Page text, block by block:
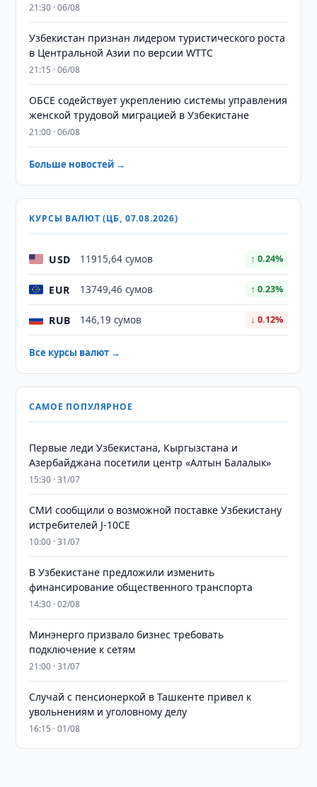
21:30 · 06/08
Узбекистан признан лидером туристического роста
в Центральной Азии по версии WTTC
21:15 · 06/08
ОБСЕ содействует укреплению системы управления
женской трудовой миграцией в Узбекистане
21:00 · 06/08
Больше новостей →
КУРСЫ ВАЛЮТ (ЦБ, 07.08.2026)
USD 11915,64 сумов ↑ 0.24%
EUR 13749,46 сумов ↑ 0.23%
RUB 146,19 сумов ↓ 0.12%
Все курсы валют →
САМОЕ ПОПУЛЯРНОЕ
Первые леди Узбекистана, Кыргызстана и
Азербайджана посетили центр «Алтын Балалык»
15:30 · 31/07
СМИ сообщили о возможной поставке Узбекистану
истребителей J-10CE
10:00 · 31/07
В Узбекистане предложили изменить
финансирование общественного транспорта
14:30 · 02/08
Минэнерго призвало бизнес требовать
подключение к сетям
21:00 · 31/07
Случай с пенсионеркой в Ташкенте привел к
увольнениям и уголовному делу
16:15 · 01/08